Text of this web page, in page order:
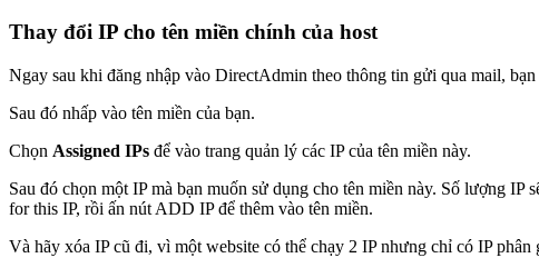
Thay đổi IP cho tên miền chính của host
Ngay sau khi đăng nhập vào DirectAdmin theo thông tin gửi qua mail,
Sau đó nhấp vào tên miền của bạn.
Chọn Assigned IPs để vào trang quản lý các IP của tên miền này.
Sau đó chọn một IP mà bạn muốn sử dụng cho tên miền này. Số lượng
for this IP, rồi ấn nút ADD IP để thêm vào tên miền.
Và hãy xóa IP cũ đi, vì một website có thể chạy 2 IP nhưng chỉ có IP